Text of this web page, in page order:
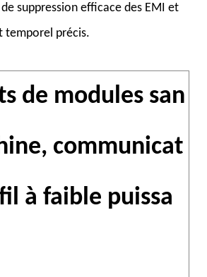
suppression efficace des EMI et
temporel précis.
de modules san
communicat
à faible puissa